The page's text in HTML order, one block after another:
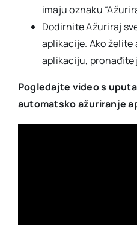
imaju oznaku
Dodirnite Ažuriraj
aplikacije. Ako
aplikaciju, pronađite
Pogledajte video s
automatsko ažuriranje